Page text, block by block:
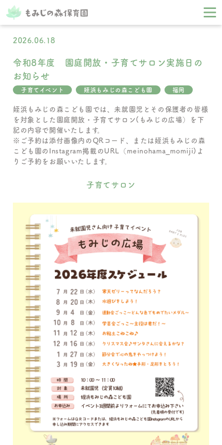
令和8年度 園庭開放・子育てサロン実施日の
お知らせ
2026.06.18
子育てイベント 姪浜もみじの森こども園 福岡
姪浜もみじの森こども園では、未就園児とその保護者の皆様
を対象とした園庭開放・子育てサロン(もみじの広場）を下
記の内容で開催いたします。
※ご予約は添付画像内のQRコード、または姪浜もみじの森
こども園のInstagram掲載のURL（meinohama_momiji)よ
りご予約をお願いいたします。
子育てサロン